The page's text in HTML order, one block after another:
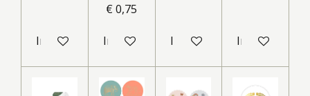
In winkelwagen
€ 0,75
In winkelwagenIn winkelwagenIn